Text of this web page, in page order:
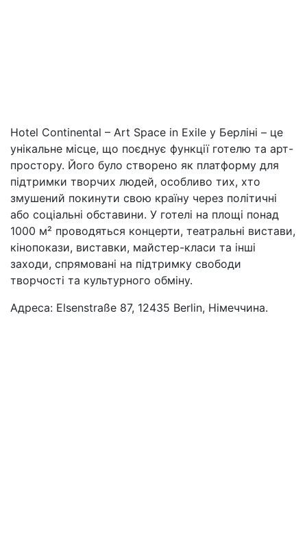
Hotel Continental – Art Space in Exile у Берліні – це
унікальне місце, що поєднує функції готелю та арт-
простору. Його було створено як платформу для
підтримки творчих людей, особливо тих, хто
змушений покинути свою країну через політичні
або соціальні обставини. У готелі на площі понад
1000 м² проводяться концерти, театральні вистави,
кінопокази, виставки, майстер-класи та інші
заходи, спрямовані на підтримку свободи
творчості та культурного обміну.
Адреса: Elsenstraße 87, 12435 Berlin, Німеччина.